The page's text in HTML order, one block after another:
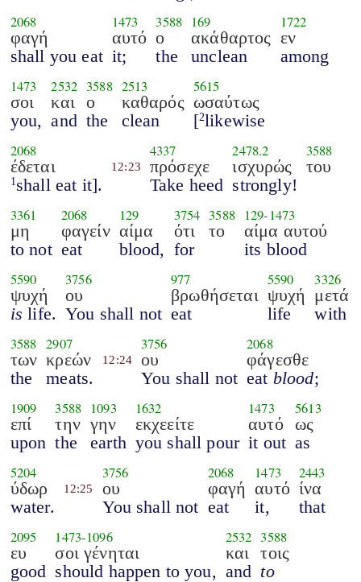
2068
φαγή
shall you eat
1473
αυτό
it;
3588
ο
the
169
ακάθαρτος
unclean
1722
εν
among
1473
σοι
you,
2532
και
and
3588
ο
the
2513
καθαρός
clean
5615
ωσαύτως
[2likewise
2068
έδεται
1 shall eat it].
12:23
4337
πρόσεχε
Take heed
2478.2
ισχυρώς
strongly!
3588
του
3361
μη
to not
2068
φαγείν
eat
129
αίμα
blood,
3754
ότι
for
3588
το
129-1473
αίμα αυτού
its blood
5590
ψυχή
is life.
3756
ου
You shall not
977
βρωθήσεται
eat
5590
ψυχή
life
3326
μετά
with
3588
των
the
2907
κρεών
meats.
12:24
3756
ου
You shall not
2068
φάγεσθε
eat blood;
1909
επί
upon
3588
την
the
1093
γην
earth
1632
εκχεείτε
you shall pour
1473
αυτό
it out
5613
ως
as
5204
ύδωρ
water.
12:25
3756
ου
You shall not
2068
φαγή
eat
1473
αυτό
it,
2443
ίνα
that
2095
ευ
good
1473-1096
σοι γένηται
should happen to you,
2532
και
and
3588
τοις
to